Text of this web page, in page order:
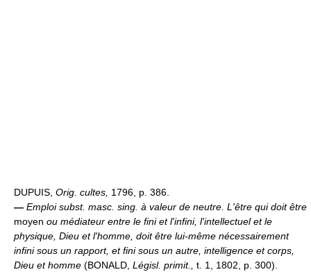
DUPUIS, Orig. cultes, 1796, p. 386.
— Emploi subst. masc. sing. à valeur de neutre. L'être qui doit être
moyen ou médiateur entre le fini et l'infini, l'intellectuel et le
physique, Dieu et l'homme, doit être lui-même nécessairement
infini sous un rapport, et fini sous un autre, intelligence et corps,
Dieu et homme (BONALD, Législ. primit., t. 1, 1802, p. 300).